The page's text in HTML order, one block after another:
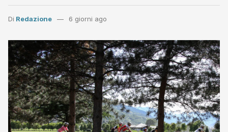
Di Redazione 6 giorni ago